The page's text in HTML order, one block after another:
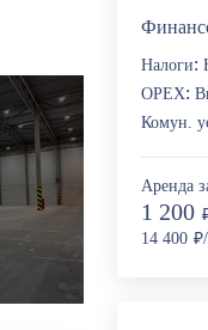
Налоги:
ОРЕХ:
Комун.
Аренда
1 200
14 400